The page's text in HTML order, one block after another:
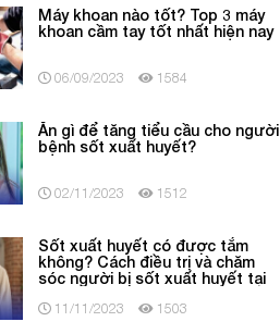
Máy khoan nào tốt? Top 3 máy
khoan cầm tay tốt nhất hiện nay
06/09/2023 1584
Ăn gì để tăng tiểu cầu cho người
bệnh sốt xuất huyết?
02/11/2023 1512
Sốt xuất huyết có được tắm
không? Cách điều trị và chăm
sóc người bị sốt xuất huyết tại
11/11/2023 1503